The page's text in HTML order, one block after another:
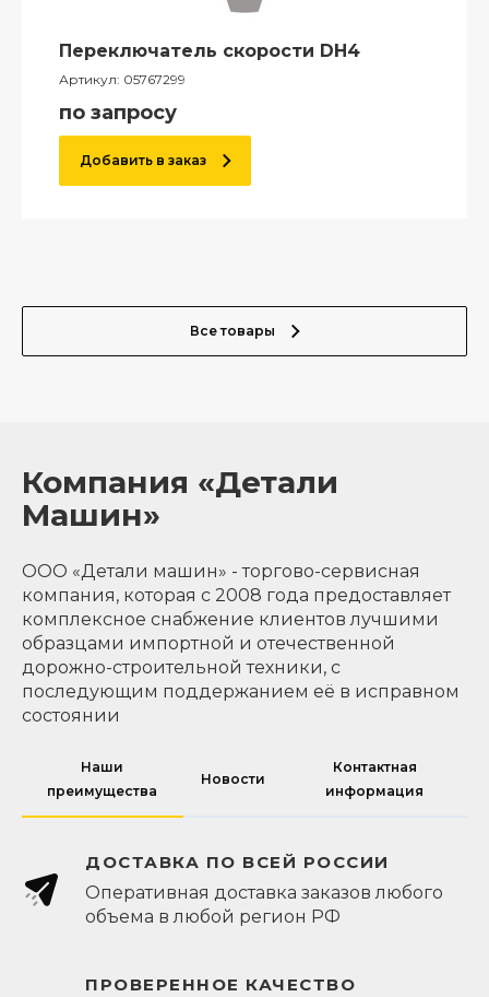
Переключатель скорости DH4
Артикул: 05767299
по запросу
Добавить в заказ
Все товары
Компания «Детали
Машин»
ООО «Детали машин» - торгово-сервисная
компания, которая с 2008 года предоставляет
комплексное снабжение клиентов лучшими
образцами импортной и отечественной
дорожно-строительной техники, с
последующим поддержанием её в исправном
состоянии
Наши
преимущества
Новости
Контактная
информация
ДОСТАВКА ПО ВСЕЙ РОССИИ
Оперативная доставка заказов любого
объема в любой регион РФ
ПРОВЕРЕННОЕ КАЧЕСТВО